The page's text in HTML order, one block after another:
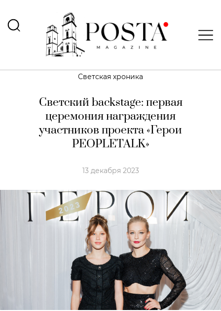
Светская хроника
Светский backstage: первая
церемония награждения
участников проекта «Герои
PEOPLETALK»
13 декабря 2023